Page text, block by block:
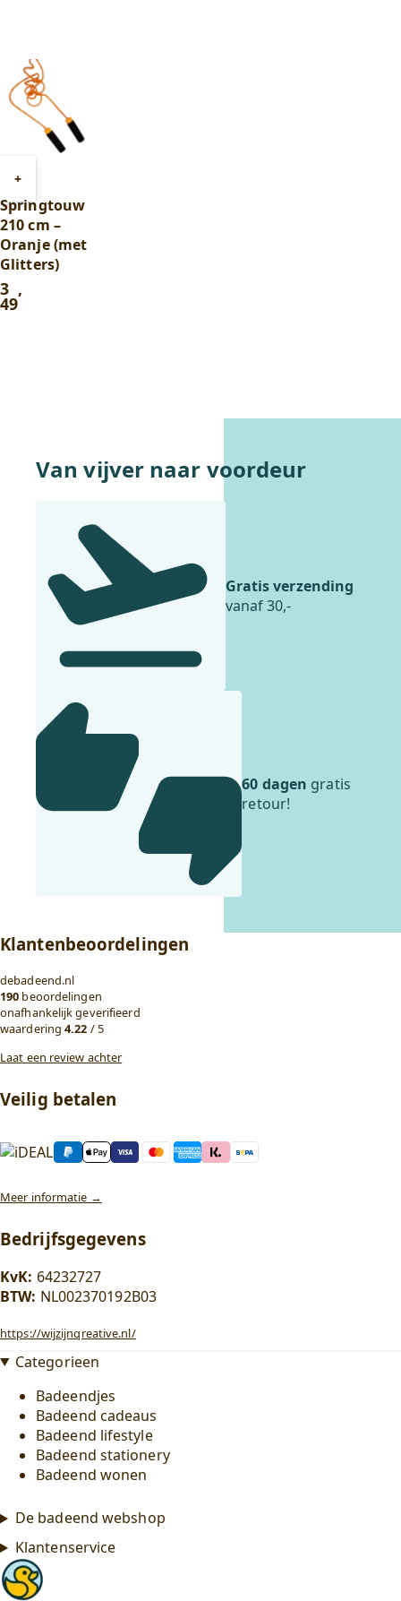
75
+
aan
winkelwagen
Springtouw
210 cm –
Oranje (met
Glitters)
3 ,
49
Van vijver naar voordeur
Gratis verzending
vanaf 30,-
60 dagen gratis
retour!
Klantenbeoordelingen
debadeend.nl
190 beoordelingen
onafhankelijk geverifieerd
waardering4.22 / 5
Laat een review achter
Veilig betalen
Meer informatie →
Bedrijfsgegevens
KvK: 64232727
BTW: NL002370192B03
https://wijzijnqreative.nl/
Categorieen
Badeendjes
Badeend cadeaus
Badeend lifestyle
Badeend stationery
Badeend wonen
De badeend webshop
Klantenservice